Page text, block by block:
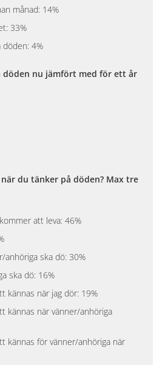
månad: 14%
33%
döden: 4%
döden nu jämfört med för ett år
du tänker på döden? Max tre
att leva: 46%
anhöriga ska dö: 30%
ska dö: 16%
kännas när jag dör: 19%
kännas när vänner/anhöriga
kännas för vänner/anhöriga när